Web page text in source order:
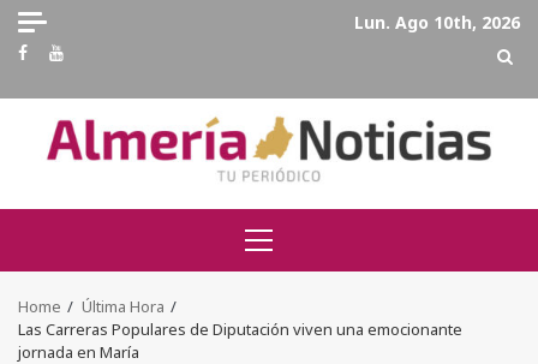
Skip
content
Lun. Ago 10th, 2026
Facebook
Youtube
Primary
Menu
Home
Última Hora
Las Carreras Populares de Diputación viven una emocionante
jornada en María